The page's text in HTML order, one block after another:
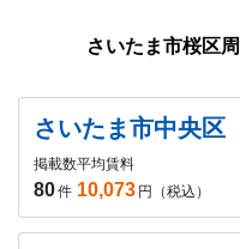
さいたま市桜区
さいたま市中央区
掲載数
80件
平均賃料
10,073 円（税込）